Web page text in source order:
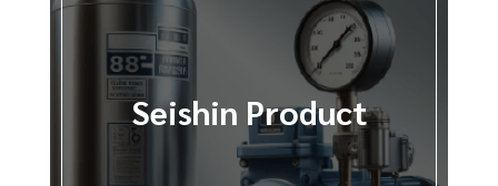
Seishin Product